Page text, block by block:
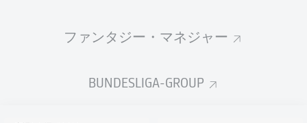
ファンタジー・マネジャー
BUNDESLIGA-GROUP
統計 シーズン 2019/2020